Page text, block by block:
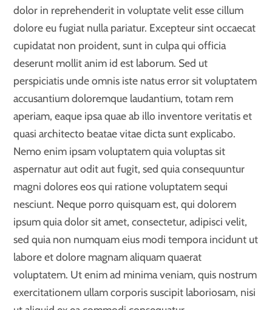
dolor in reprehenderit in voluptate velit esse cillum
dolore eu fugiat nulla pariatur. Excepteur sint occaecat
cupidatat non proident, sunt in culpa qui officia
deserunt mollit anim id est laborum. Sed ut
perspiciatis unde omnis iste natus error sit voluptatem
accusantium doloremque laudantium, totam rem
aperiam, eaque ipsa quae ab illo inventore veritatis et
quasi architecto beatae vitae dicta sunt explicabo.
Nemo enim ipsam voluptatem quia voluptas sit
aspernatur aut odit aut fugit, sed quia consequuntur
magni dolores eos qui ratione voluptatem sequi
nesciunt. Neque porro quisquam est, qui dolorem
ipsum quia dolor sit amet, consectetur, adipisci velit,
sed quia non numquam eius modi tempora incidunt ut
labore et dolore magnam aliquam quaerat
voluptatem. Ut enim ad minima veniam, quis nostrum
exercitationem ullam corporis suscipit laboriosam, nisi